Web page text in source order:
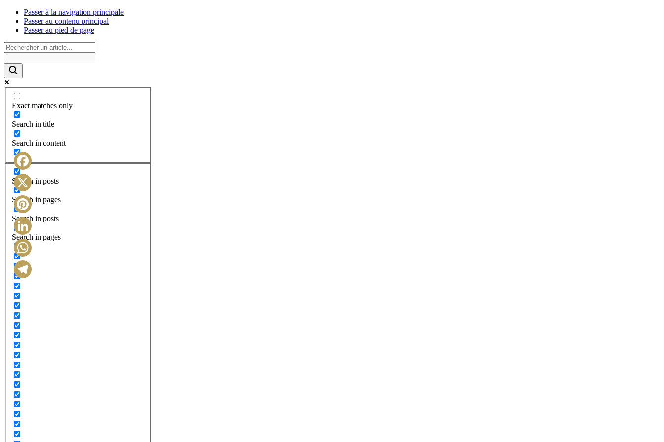
Passer à la navigation principale
Passer au contenu principal
Passer au pied de page
Exact matches only
Search in title
Search in content
Search in posts
Search in pages
Search in posts
Search in pages
Facebook
X
Pinterest
LinkedIn
WhatsApp
Telegram